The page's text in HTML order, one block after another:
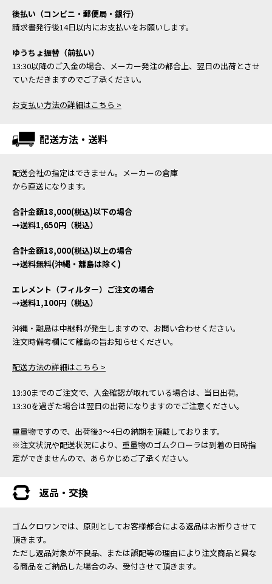
後払い（コンビニ・郵便局・銀行）
請求書発行後14日以内にお支払いをお願いします。
ゆうちょ振替（前払い）
13:30以降のご入金の場合、メーカー発注の都合上、翌日の出荷とさせ
ていただきますのでご了承ください。
お支払い方法の詳細はこちら >
配送方法・送料
配送会社の指定はできません。メーカーの倉庫
から直送になります。
合計金額18,000(税込)以下の場合
→送料1,650円（税込）
合計金額18,000(税込)以上の場合
→送料無料(沖縄・離島は除く)
エレメント（フィルター）ご注文の場合
→送料1,100円（税込）
沖縄・離島は中継料が発生しますので、お問い合わせください。
注文時備考欄にて離島の旨お知らせください。
配送方法の詳細はこちら >
13:30までのご注文で、入金確認が取れている場合は、当日出荷。
13:30を過ぎた場合は翌日の出荷になりますのでご注意ください。
重量物ですので、出荷後3～4日の納期を頂戴しております。
※注文状況や配送状況により、重量物のゴムクローラは到着の日時指
定ができませんので、あらかじめご了承ください。
返品・交換
ゴムクロワンでは、原則としてお客様都合による返品はお断りさせて
頂きます。
ただし返品対象が不良品、または誤配等の理由により注文商品と異な
る商品をご納品した場合のみ、受付させて頂きます。